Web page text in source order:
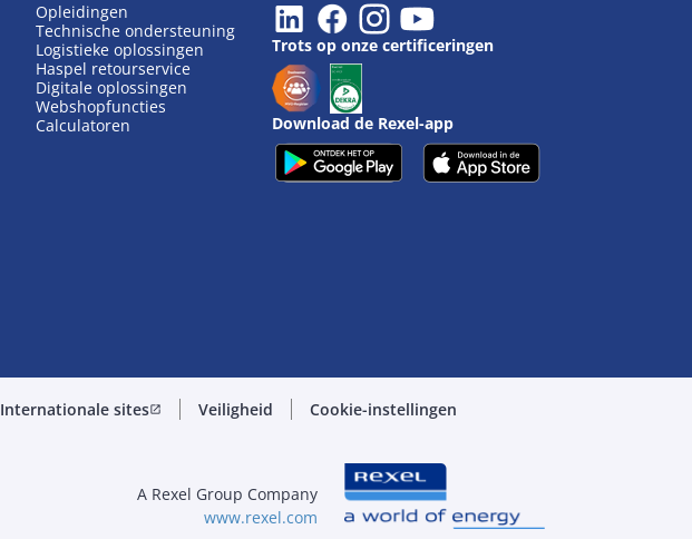
Opleidingen
Technische ondersteuning
Logistieke oplossingen
Haspel retourservice
Digitale oplossingen
Webshopfuncties
Calculatoren
Trots op onze certificeringen
Download de Rexel-app
Internationale sitesopen_in_new Veiligheid Cookie-instellingen
A Rexel Group Company
www.rexel.com